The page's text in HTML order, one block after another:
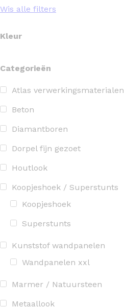
Wis alle filters
Kleur
Categorieën
Atlas verwerkingsmaterialen
Beton
Diamantboren
Dorpel fijn gezoet
Houtlook
Koopjeshoek / Superstunts
Koopjeshoek
Superstunts
Kunststof wandpanelen
Wandpanelen xxl
Marmer / Natuursteen
Metaallook